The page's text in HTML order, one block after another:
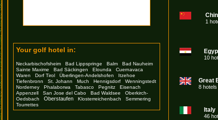
Your golf hotel in:
Neckarbischofsheim Bad Lippspringe Balm
Bad Nauheim
Sainte Maxime
Bad Säckingen Elounda
Cuernavaca
Waren
Dorf Tirol Überlingen-Andelshofen
Itzehoe
Tiefenbronn
St. Johann Much Hennigsdorf
Wenningstedt
Norderney
Phalaborwa Tabasco Pegnitz
Eisenach
Appenzell
San Jose del Cabo Bad Waldsee
Oberkirch-
Oedsbach
Oberstaufen Klosterreichenbach
Semmering
Tourrettes
1
10
Great
8 hotels
Italy
46